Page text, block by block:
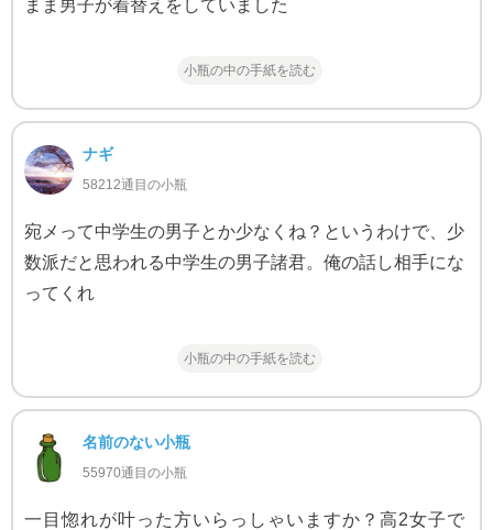
まま男子が着替えをしていました
小瓶の中の手紙を読む
ナギ
58212通目の小瓶
宛メって中学生の男子とか少なくね？というわけで、少
数派だと思われる中学生の男子諸君。俺の話し相手にな
ってくれ
小瓶の中の手紙を読む
名前のない小瓶
55970通目の小瓶
一目惚れが叶った方いらっしゃいますか？高2女子で